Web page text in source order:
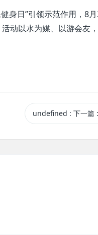
身日”引领示范作用，8
动以水为媒、以游会友
undefined : 下一篇